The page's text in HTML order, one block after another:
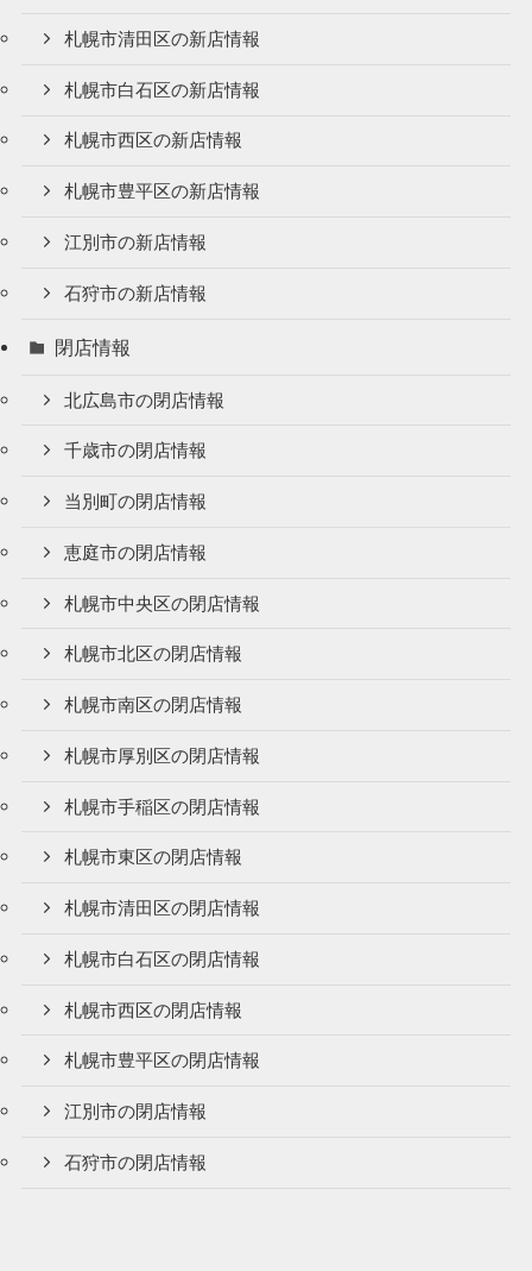
札幌市清田区の新店情報
札幌市白石区の新店情報
札幌市西区の新店情報
札幌市豊平区の新店情報
江別市の新店情報
石狩市の新店情報
閉店情報
北広島市の閉店情報
千歳市の閉店情報
当別町の閉店情報
恵庭市の閉店情報
札幌市中央区の閉店情報
札幌市北区の閉店情報
札幌市南区の閉店情報
札幌市厚別区の閉店情報
札幌市手稲区の閉店情報
札幌市東区の閉店情報
札幌市清田区の閉店情報
札幌市白石区の閉店情報
札幌市西区の閉店情報
札幌市豊平区の閉店情報
江別市の閉店情報
石狩市の閉店情報